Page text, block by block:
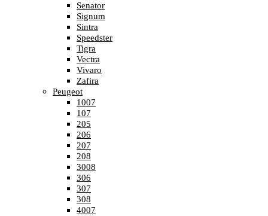
Senator
Signum
Sintra
Speedster
Tigra
Vectra
Vivaro
Zafira
Peugeot
1007
107
205
206
207
208
3008
306
307
308
4007